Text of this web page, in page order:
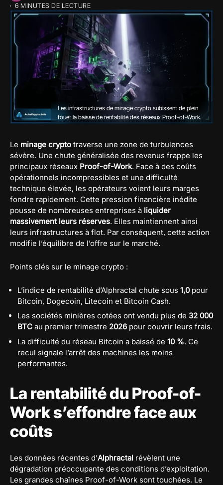
6 MINUTES DE LECTURE
Les infrastructures de minage crypto subissent de plein
fouet la baisse de rentabilité des réseaux Proof-of-Work.
Le minage crypto traverse une zone de turbulences
sévère. Une chute généralisée des revenus frappe les
principaux réseaux Proof-of-Work. Face à des coûts
opérationnels incompressibles et une difficulté
technique élevée, les opérateurs voient leurs marges
fondre rapidement. Cette pression financière inédite
pousse de nombreuses entreprises à liquider
massivement leurs réserves. Elles maintiennent ainsi
leurs infrastructures à flot. Par conséquent, cette action
modifie l’équilibre de l’offre sur le marché.
Points clés sur le minage crypto :
L’indice de rentabilité d’Alphractal chute sous 1,0pour
Bitcoin, Dogecoin, Litecoin et Bitcoin Cash.
Les sociétés minières cotées ont vendu plus de 32 000
BTC au premier trimestre 2026 pour couvrir leurs frais.
La difficulté du réseau Bitcoin a baissé de 10 %. Ce
recul signale l’arrêt des machines les moins
performantes.
La rentabilité du Proof-of-
Work s’effondre face aux
coûts
Les données récentes d’Alphractal révèlent une
dégradation préoccupante des conditions d’exploitation.
Les grandes chaînes Proof-of-Work sont touchées. Le